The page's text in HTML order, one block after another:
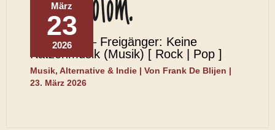
März
23
2026
Phonotom – Freigänger: Keine
Katzenmusik (Musik) [ Rock | Pop ]
Musik,Alternative & Indie | Von Frank De Blijen |
23. März 2026